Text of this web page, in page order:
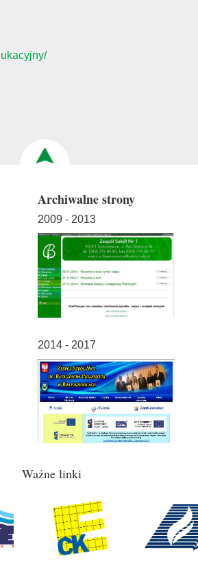
Archiwalne strony
2009 - 2013
2014 - 2017
Ważne linki